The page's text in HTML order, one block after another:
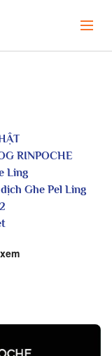
RINPOCHE
Ling
Ghe Pel Ling